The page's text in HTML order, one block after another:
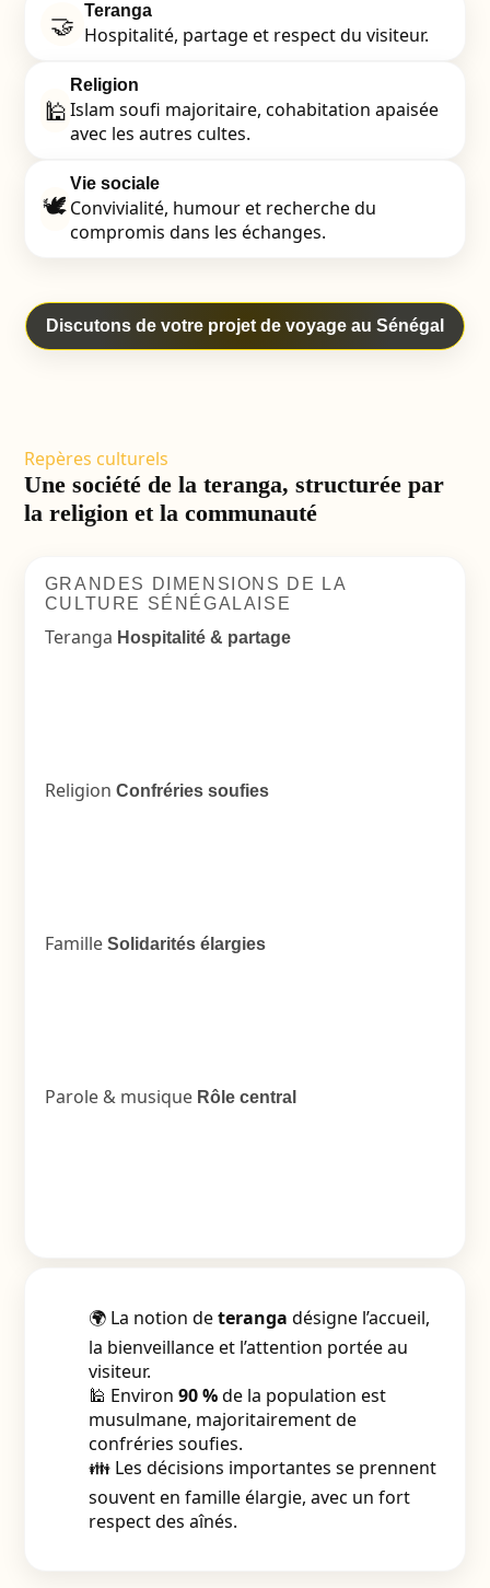
🤝 Teranga
Hospitalité, partage et respect du visiteur.
🕌
Religion
Islam soufi majoritaire, cohabitation apaisée
avec les autres cultes.
🕊️
Vie sociale
Convivialité, humour et recherche du
compromis dans les échanges.
Discutons de votre projet de voyage au Sénégal
Repères culturels
Une société de la teranga, structurée par
la religion et la communauté
GRANDES DIMENSIONS DE LA
CULTURE SÉNÉGALAISE
Teranga Hospitalité & partage
Religion Confréries soufies
Famille Solidarités élargies
Parole & musique Rôle central
🌍 La notion deteranga désigne l’accueil,
la bienveillance et l’attention portée au
visiteur.
🕌 Environ 90 %de la population est
musulmane, majoritairement de
confréries soufies.
👪 Les décisions importantes se prennent
souvent en famille élargie, avec un fort
respect des aînés.